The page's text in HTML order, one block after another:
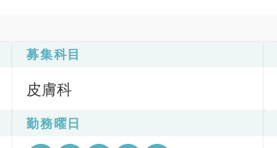
募集科目
皮膚科
勤務曜日